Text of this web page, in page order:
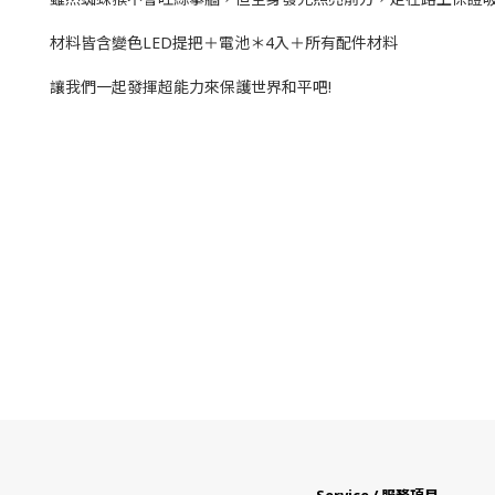
材料皆含變色LED提把＋電池＊4入＋所有配件材料
讓我們一起發揮超能力來保護世界和平吧!